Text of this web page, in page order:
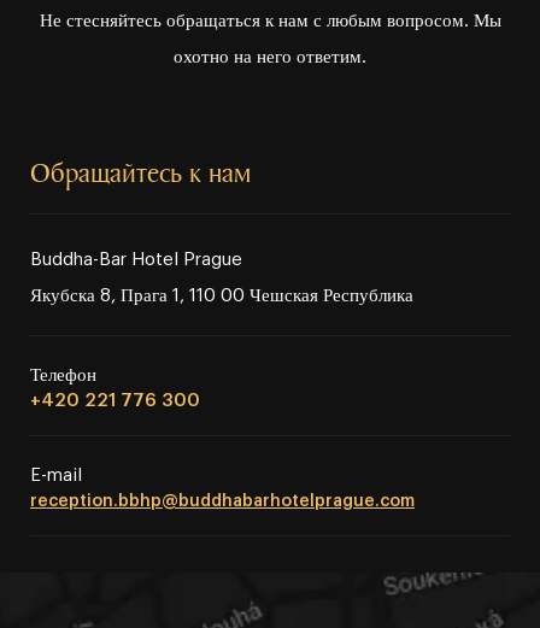
Не стесняйтесь обращаться к нам с любым вопросом. Мы
охотно на него ответим.
Обращайтесь к нам
Buddha⁠⁠-⁠⁠Bar Hotel Prague
Якубска 8, Прага 1, 110 00 Чешская Республика
Телефон
+420 221 776 300
E⁠⁠⁠⁠⁠⁠⁠⁠⁠⁠⁠⁠⁠⁠⁠⁠⁠⁠⁠⁠⁠⁠⁠⁠⁠⁠⁠⁠⁠⁠⁠⁠⁠⁠⁠⁠⁠⁠⁠⁠⁠⁠⁠⁠⁠⁠⁠⁠⁠⁠⁠⁠⁠⁠⁠⁠⁠⁠⁠⁠⁠⁠⁠⁠⁠⁠⁠⁠⁠⁠⁠⁠⁠⁠⁠⁠⁠⁠⁠⁠⁠⁠⁠⁠⁠⁠⁠⁠⁠⁠⁠⁠⁠⁠⁠⁠⁠⁠⁠⁠⁠⁠⁠⁠⁠⁠⁠⁠⁠⁠⁠⁠⁠⁠⁠⁠⁠⁠⁠-⁠⁠⁠⁠⁠⁠⁠⁠⁠⁠⁠⁠⁠⁠⁠⁠⁠⁠⁠⁠⁠⁠⁠⁠⁠⁠⁠⁠⁠⁠⁠⁠⁠⁠⁠⁠⁠⁠⁠⁠⁠⁠⁠⁠⁠⁠⁠⁠⁠⁠⁠⁠⁠⁠⁠⁠⁠⁠⁠⁠⁠⁠⁠⁠⁠⁠⁠⁠⁠⁠⁠⁠⁠⁠⁠⁠⁠⁠⁠⁠⁠⁠⁠⁠⁠⁠⁠⁠⁠⁠⁠⁠⁠⁠⁠⁠⁠⁠⁠⁠⁠⁠⁠⁠⁠⁠⁠⁠⁠⁠⁠⁠⁠⁠⁠⁠⁠⁠⁠mail
reception.bbhp@buddhabarhotelprague.com